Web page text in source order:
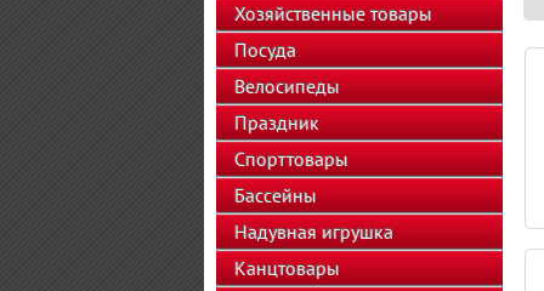
Хозяйственные товары
Посуда
Велосипеды
Праздник
Спорттовары
Бассейны
Надувная игрушка
Канцтовары